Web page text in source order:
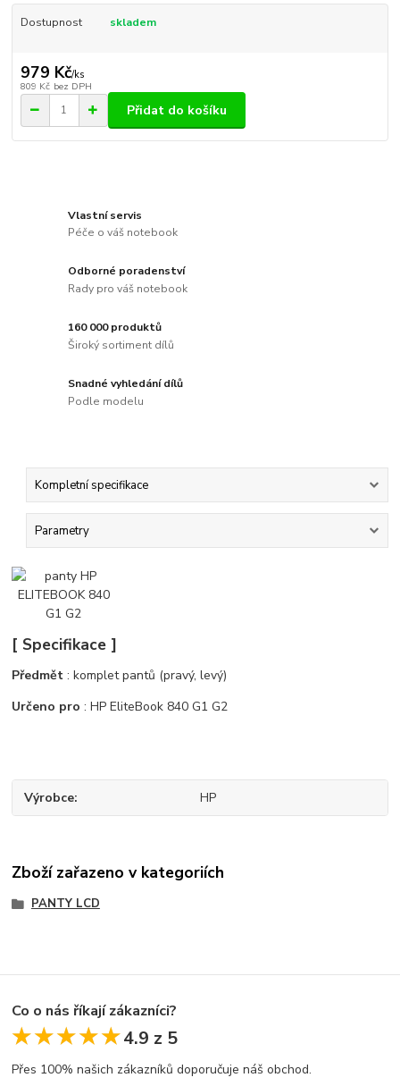
Dostupnost skladem
979 Kč/ks
809 Kč bez DPH
Přidat do košíku
Vlastní servis
Péče o váš notebook
Odborné poradenství
Rady pro váš notebook
160 000 produktů
Široký sortiment dílů
Snadné vyhledání dílů
Podle modelu
Kompletní specifikace
Parametry
[ Specifikace ]
Předmět : komplet pantů (pravý, levý)
Určeno pro : HP EliteBook 840 G1 G2
Výrobce HP
Zboží zařazeno v kategoriích
PANTY LCD
Co o nás říkají zákazníci?
★★★★★
★★★★★4.9 z 5
Přes 100% našich zákazníků doporučuje náš obchod.